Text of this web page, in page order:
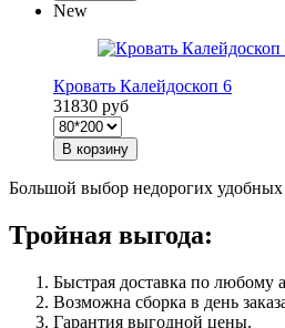
New
Кровать Калейдоскоп 6
31830 руб
В корзину
Большой выбор недорогих
Тройная выгода:
Быстрая доставка по любому
Возможна сборка в день
Гарантия выгодной цены.